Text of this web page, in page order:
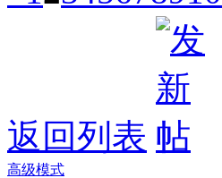
返回列表
高级模式